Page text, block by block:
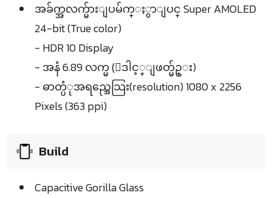
အခ်က္အလက္မ်ားျပမ်က္ႏွာျပင္ Super AMOLED
24-bit (True color)
- HDR 10 Display
- အနံ 6.89 လက္မ (ေဒါင့္ျဖတ္မ်ဥ္း)
- ဓာတ္ပံုအရည္အေသြး(resolution) 1080 x 2256
Pixels (363 ppi)
Build
Capacitive Gorilla Glass